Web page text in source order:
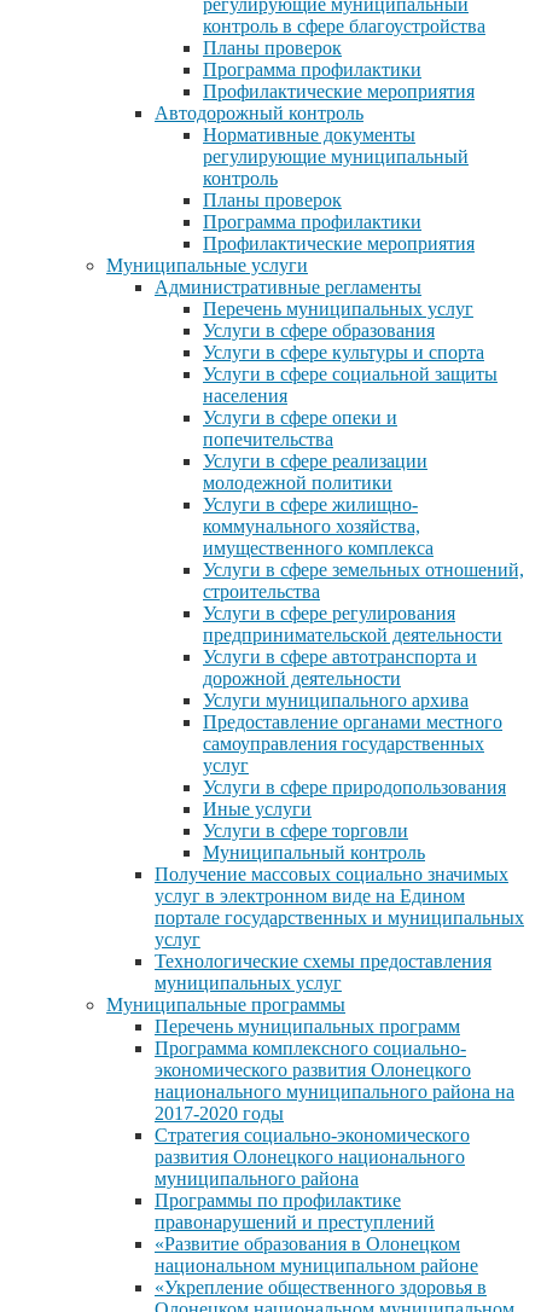
контроль в сфере благоустройства
Планы проверок
Программа профилактики
Профилактические мероприятия
Автодорожный контроль
Нормативные документы
регулирующие муниципальный
контроль
Планы проверок
Программа профилактики
Профилактические мероприятия
Муниципальные услуги
Административные регламенты
Перечень муниципальных услуг
Услуги в сфере образования
Услуги в сфере культуры и спорта
Услуги в сфере социальной защиты
населения
Услуги в сфере опеки и
попечительства
Услуги в сфере реализации
молодежной политики
Услуги в сфере жилищно-
коммунального хозяйства,
имущественного комплекса
Услуги в сфере земельных отношений,
строительства
Услуги в сфере регулирования
предпринимательской деятельности
Услуги в сфере автотранспорта и
дорожной деятельности
Услуги муниципального архива
Предоставление органами местного
самоуправления государственных
услуг
Услуги в сфере природопользования
Иные услуги
Услуги в сфере торговли
Муниципальный контроль
Получение массовых социально значимых
услуг в электронном виде на Едином
портале государственных и муниципальных
услуг
Технологические схемы предоставления
муниципальных услуг
Муниципальные программы
Перечень муниципальных программ
Программа комплексного социально-
экономического развития Олонецкого
национального муниципального района на
2017-2020 годы
Стратегия социально-экономического
развития Олонецкого национального
муниципального района
Программы по профилактике
правонарушений и преступлений
«Развитие образования в Олонецком
национальном муниципальном районе
«Укрепление общественного здоровья в